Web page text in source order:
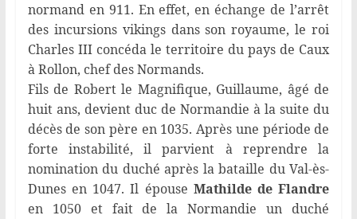
normand en 911. En effet, en échange de l’arrêt
des incursions vikings dans son royaume, le roi
Charles III concéda le territoire du pays de Caux
à Rollon, chef des Normands.
Fils de Robert le Magnifique, Guillaume, âgé de
huit ans, devient duc de Normandie à la suite du
décès de son père en 1035. Après une période de
forte instabilité, il parvient à reprendre la
nomination du duché après la bataille du Val-ès-
Dunes en 1047. Il épouse Mathilde de Flandre
en 1050 et fait de la Normandie un duché